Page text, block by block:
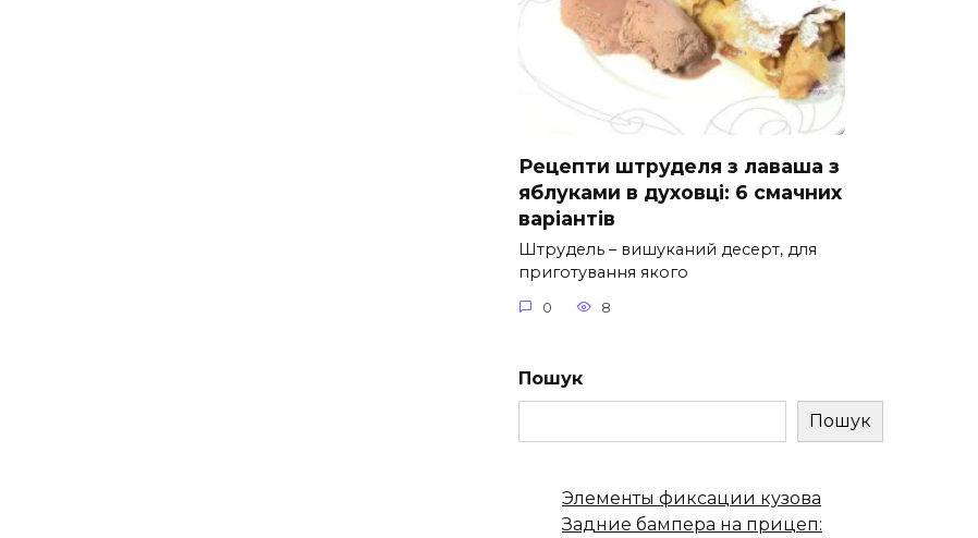
Рецепти штруделя з лаваша з
яблуками в духовці: 6 смачних
варіантів
Штрудель – вишуканий десерт, для
приготування якого
0 8
Пошук
Пошук
Элементы фиксации кузова
Задние бампера на прицеп: